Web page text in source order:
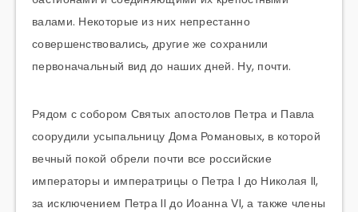
валами. Некоторые из них непрестанно
совершенствовались, другие же сохранили
первоначальный вид до наших дней. Ну, почти.
Рядом с собором Святых апостолов Петра и Павла
соорудили усыпальницу Дома Романовых, в которой
вечный покой обрели почти все российские
императоры и императрицы о Петра I до Николая II,
за исключением Петра II до Иоанна VI, а также члены